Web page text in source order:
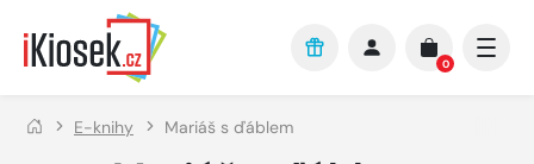
Přejít na hlavní obsah
0
E-knihy Mariáš s ďáblem